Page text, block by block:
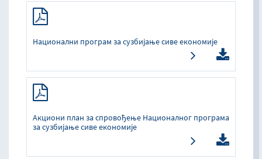
Национални програм за сузбијање сиве економије
Акциони план за спровођење Националног програма
за сузбијање сиве економије